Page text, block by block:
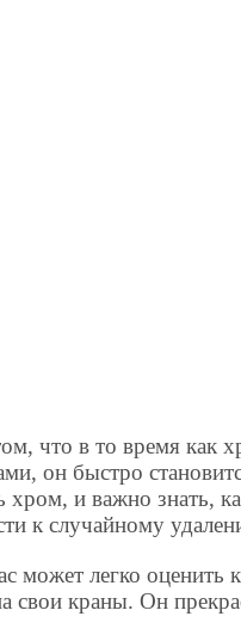
что в то время как
он быстро
хром, и важно знать,
к случайному
может легко оценить
свои краны. Он